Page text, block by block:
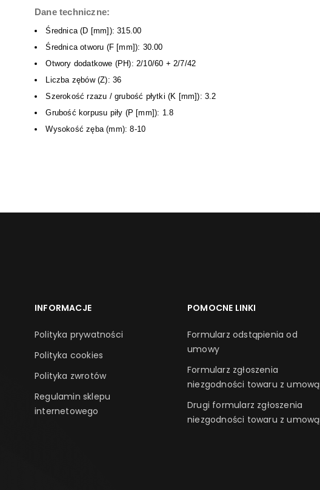
Dane techniczne:
Średnica (D [mm]): 315.00
Średnica otworu (F [mm]): 30.00
Otwory dodatkowe (PH): 2/10/60 + 2/7/42
Liczba zębów (Z): 36
Szerokość rzazu / grubość płytki (K [mm]): 3.2
Grubość korpusu piły (P [mm]): 1.8
Wysokość zęba (mm): 8-10
INFORMACJE
Polityka prywatności
Polityka cookies
Polityka zwrotów
Regulamin sklepu
internetowego
POMOCNE LINKI
Formularz odstąpienia od
umowy
Formularz zgłoszenia
niezgodności towaru z umową
Drugi formularz zgłoszenia
niezgodności towaru z umową